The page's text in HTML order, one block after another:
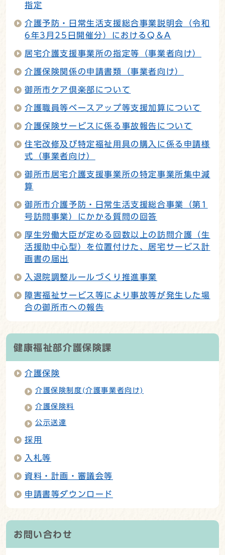
指定
介護予防・日常生活支援総合事業説明会（令和
6年3月25日開催分）におけるQ＆A
居宅介護支援事業所の指定等（事業者向け）
介護保険関係の申請書類（事業者向け）
御所市ケア倶楽部について
介護職員等ベースアップ等支援加算について
介護保険サービスに係る事故報告について
住宅改修及び特定福祉用具の購入に係る申請様
式（事業者向け）
御所市居宅介護支援事業所の特定事業所集中減
算
御所市介護予防・日常生活支援総合事業（第1
号訪問事業）にかかる質問の回答
厚生労働大臣が定める回数以上の訪問介護（生
活援助中心型）を位置付けた、居宅サービス計
画書の届出
入退院調整ルールづくり推進事業
障害福祉サービス等により事故等が発生した場
合の御所市への報告
健康福祉部介護保険課
介護保険
介護保険制度(介護事業者向け)
介護保険料
公示送達
採用
入札等
資料・計画・審議会等
申請書等ダウンロード
お問い合わせ